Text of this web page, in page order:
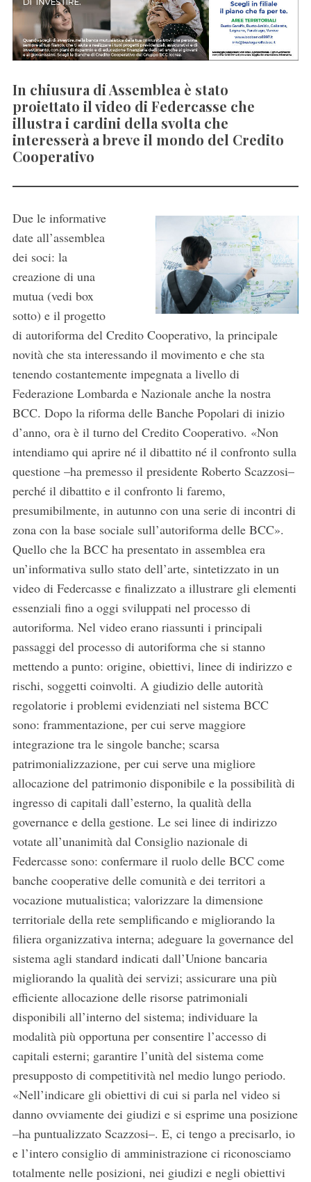
In chiusura di Assemblea è stato
proiettato il video di Federcasse che
illustra i cardini della svolta che
interesserà a breve il mondo del Credito
Cooperativo
Due le informative
date all’assemblea
dei soci: la
creazione di una
mutua (vedi box
sotto) e il progetto
di autoriforma del Credito Cooperativo, la principale
novità che sta interessando il movimento e che sta
tenendo costantemente impegnata a livello di
Federazione Lombarda e Nazionale anche la nostra
BCC. Dopo la riforma delle Banche Popolari di inizio
d’anno, ora è il turno del Credito Cooperativo. «Non
intendiamo qui aprire né il dibattito né il confronto sulla
questione –ha premesso il presidente Roberto Scazzosi–
perché il dibattito e il confronto li faremo,
presumibilmente, in autunno con una serie di incontri di
zona con la base sociale sull’autoriforma delle BCC».
Quello che la BCC ha presentato in assemblea era
un’informativa sullo stato dell’arte, sintetizzato in un
video di Federcasse e finalizzato a illustrare gli elementi
essenziali fino a oggi sviluppati nel processo di
autoriforma. Nel video erano riassunti i principali
passaggi del processo di autoriforma che si stanno
mettendo a punto: origine, obiettivi, linee di indirizzo e
rischi, soggetti coinvolti. A giudizio delle autorità
regolatorie i problemi evidenziati nel sistema BCC
sono: frammentazione, per cui serve maggiore
integrazione tra le singole banche; scarsa
patrimonializzazione, per cui serve una migliore
allocazione del patrimonio disponibile e la possibilità di
ingresso di capitali dall’esterno, la qualità della
governance e della gestione. Le sei linee di indirizzo
votate all’unanimità dal Consiglio nazionale di
Federcasse sono: confermare il ruolo delle BCC come
banche cooperative delle comunità e dei territori a
vocazione mutualistica; valorizzare la dimensione
territoriale della rete semplificando e migliorando la
filiera organizzativa interna; adeguare la governance del
sistema agli standard indicati dall’Unione bancaria
migliorando la qualità dei servizi; assicurare una più
efficiente allocazione delle risorse patrimoniali
disponibili all’interno del sistema; individuare la
modalità più opportuna per consentire l’accesso di
capitali esterni; garantire l’unità del sistema come
presupposto di competitività nel medio lungo periodo.
«Nell’indicare gli obiettivi di cui si parla nel video si
danno ovviamente dei giudizi e si esprime una posizione
–ha puntualizzato Scazzosi–. E, ci tengo a precisarlo, io
e l’intero consiglio di amministrazione ci riconosciamo
totalmente nelle posizioni, nei giudizi e negli obiettivi